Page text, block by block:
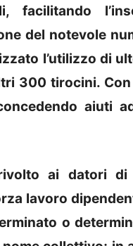
facilitando
del notevole
l’utilizzo di
300 tirocini.
aiuti
ai datori
lavoro
o